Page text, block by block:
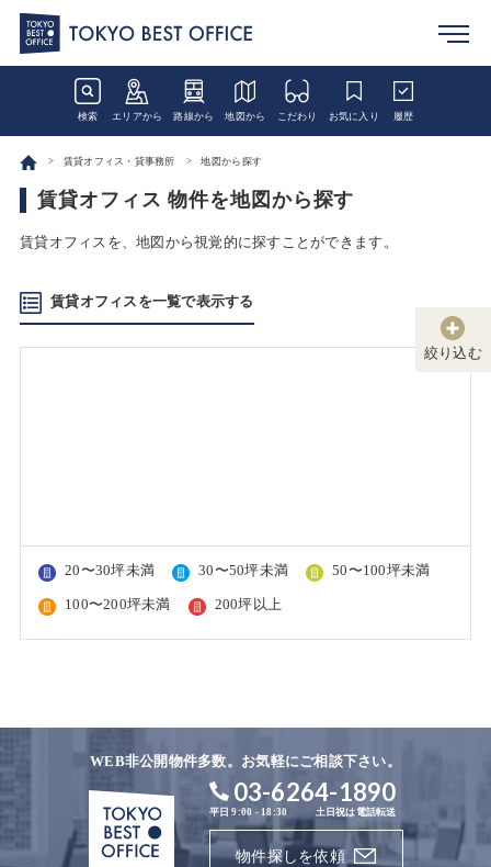
検索 エリアから 路線から 地図から こだわり お気に入り 履歴
賃貸オフィス・貸事務所 地図から探す
賃貸オフィス 物件を地図から探す
賃貸オフィスを、地図から視覚的に探すことができます。
賃貸オフィスを一覧で表示する
絞り込む
20〜30坪未満 30〜50坪未満 50〜100坪未満
100〜200坪未満 200坪以上
WEB非公開物件多数。お気軽にご相談下さい。
03-6264-1890
平日 9:00 - 18:30 土日祝は電話転送
物件探しを依頼